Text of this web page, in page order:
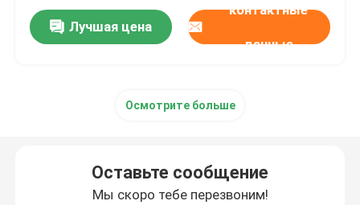
Лучшая цена
контактные
данные
Осмотрите больше
Оставьте сообщение
Мы скоро тебе перезвоним!